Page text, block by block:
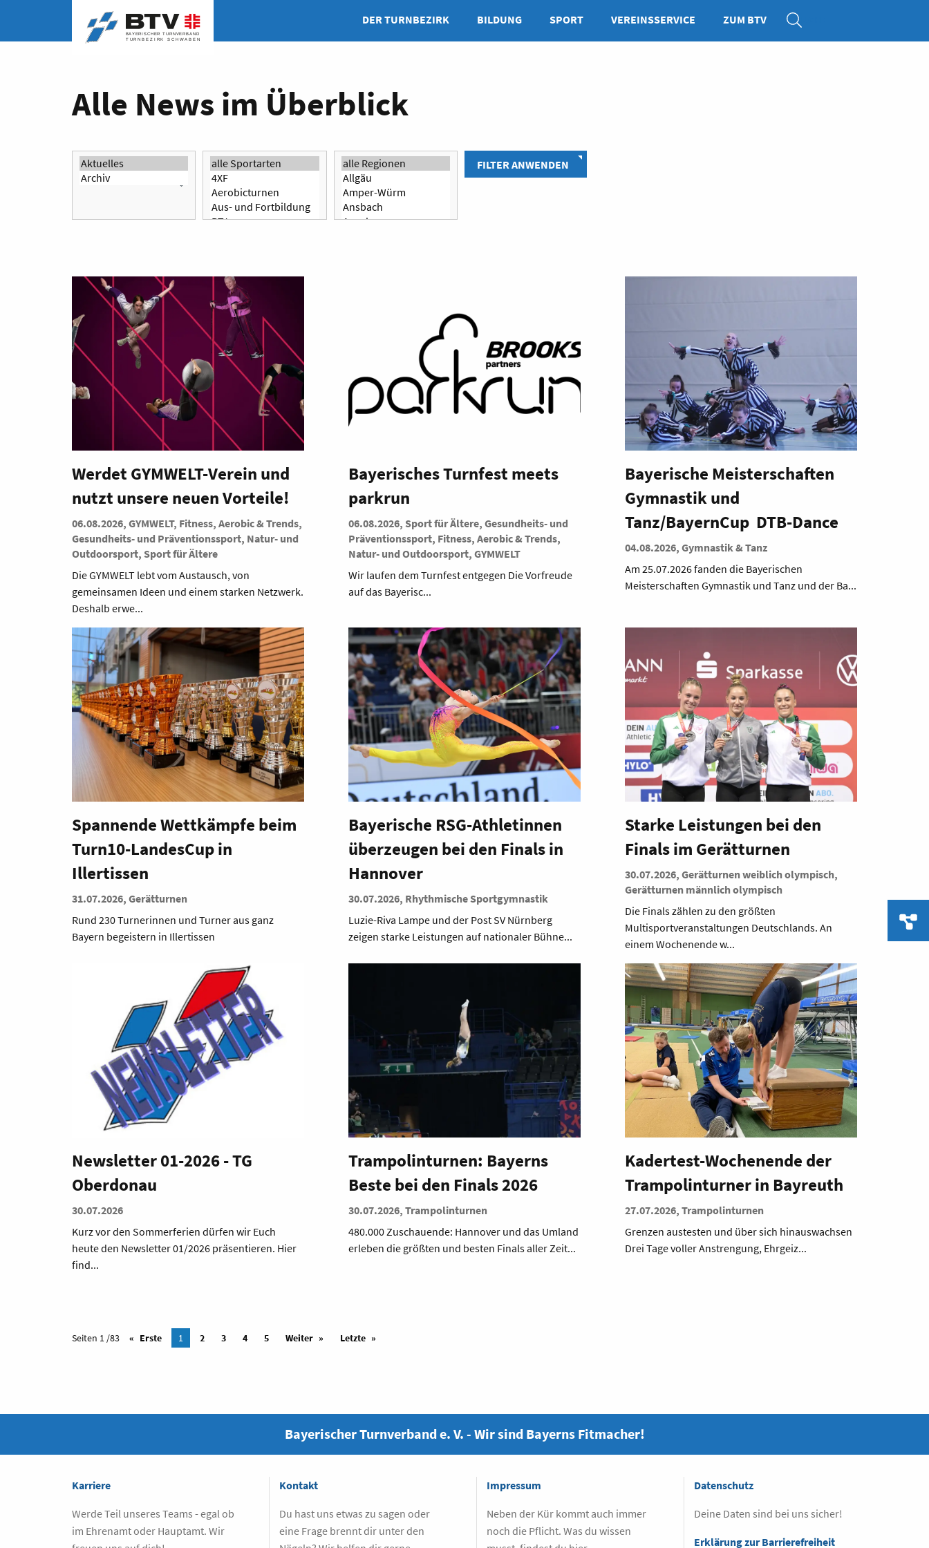
DER TURNBEZIRK BILDUNG SPORT VEREINSSERVICE ZUM BTV SUCHE
Alle News im Überblick
FILTER ANWENDEN
Werdet GYMWELT-Verein und
nutzt unsere neuen Vorteile!
06.08.2026, GYMWELT, Fitness, Aerobic & Trends,
Gesundheits- und Präventionssport, Natur- und
Outdoorsport, Sport für Ältere
Die GYMWELT lebt vom Austausch, von
gemeinsamen Ideen und einem starken Netzwerk.
Deshalb erwe...
Bayerisches Turnfest meets
parkrun
06.08.2026, Sport für Ältere, Gesundheits- und
Präventionssport, Fitness, Aerobic & Trends,
Natur- und Outdoorsport, GYMWELT
Wir laufen dem Turnfest entgegen Die Vorfreude
auf das Bayerisc...
Bayerische Meisterschaften
Gymnastik und
Tanz/BayernCup DTB-Dance
04.08.2026, Gymnastik & Tanz
Am 25.07.2026 fanden die Bayerischen
Meisterschaften Gymnastik und Tanz und der Ba...
Spannende Wettkämpfe beim
Turn10-LandesCup in
Illertissen
31.07.2026, Gerätturnen
Rund 230 Turnerinnen und Turner aus ganz
Bayern begeistern in Illertissen
Bayerische RSG-Athletinnen
überzeugen bei den Finals in
Hannover
30.07.2026, Rhythmische Sportgymnastik
Luzie-Riva Lampe und der Post SV Nürnberg
zeigen starke Leistungen auf nationaler Bühne...
Starke Leistungen bei den
Finals im Gerätturnen
30.07.2026, Gerätturnen weiblich olympisch,
Gerätturnen männlich olympisch
Die Finals zählen zu den größten
Multisportveranstaltungen Deutschlands. An
einem Wochenende w...
Newsletter 01-2026 - TG
Oberdonau
30.07.2026
Kurz vor den Sommerferien dürfen wir Euch
heute den Newsletter 01/2026 präsentieren. Hier
find...
Trampolinturnen: Bayerns
Beste bei den Finals 2026
30.07.2026, Trampolinturnen
480.000 Zuschauende: Hannover und das Umland
erleben die größten und besten Finals aller Zeit...
Kadertest-Wochenende der
Trampolinturner in Bayreuth
27.07.2026, Trampolinturnen
Grenzen austesten und über sich hinauswachsen
Drei Tage voller Anstrengung, Ehrgeiz...
Seiten 1 /83 Erste 1 2 3 4 5 Weiter Letzte
Bayerischer Turnverband e. V. - Wir sind Bayerns Fitmacher!
Karriere
Werde Teil unseres Teams - egal ob
im Ehrenamt oder Hauptamt. Wir
Kontakt
Du hast uns etwas zu sagen oder
eine Frage brennt dir unter den
Impressum
Neben der Kür kommt auch immer
noch die Pflicht. Was du wissen
Datenschutz
Deine Daten sind bei uns sicher!
Erklärung zur Barrierefreiheit